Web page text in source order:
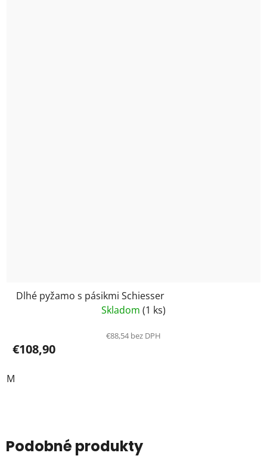
Dlhé pyžamo s pásikmi Schiesser
Skladom (1 ks)
€88,54 bez DPH
€108,90
M
Podobné produkty